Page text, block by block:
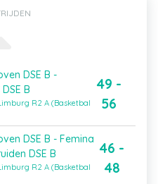
DSE B -
B
R2 A (Basketbal
49 -
56
DSE B - Femina
DSE B
R2 A (Basketbal
46 -
48